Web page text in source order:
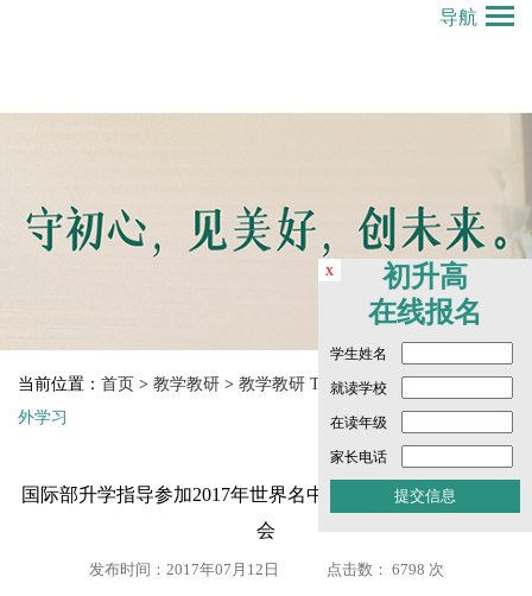
x
初升高
在线报名
学生姓名
就读学校
在读年级
家长电话
导航
当前位置： 首页 > 教学教研 > 教学教研 Teaching and Research
外学习
国际部升学指导参加2017年世界名中学联盟年会&大学研讨
会
发布时间：2017年07月12日 点击数： 6798 次